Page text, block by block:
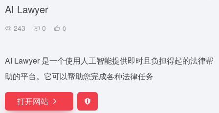
AI Lawyer
243 0 0
AI Lawyer 是一个使用人工智能提供即时且负担得起的法律帮
助的平台。它可以帮助您完成各种法律任务
打开网站